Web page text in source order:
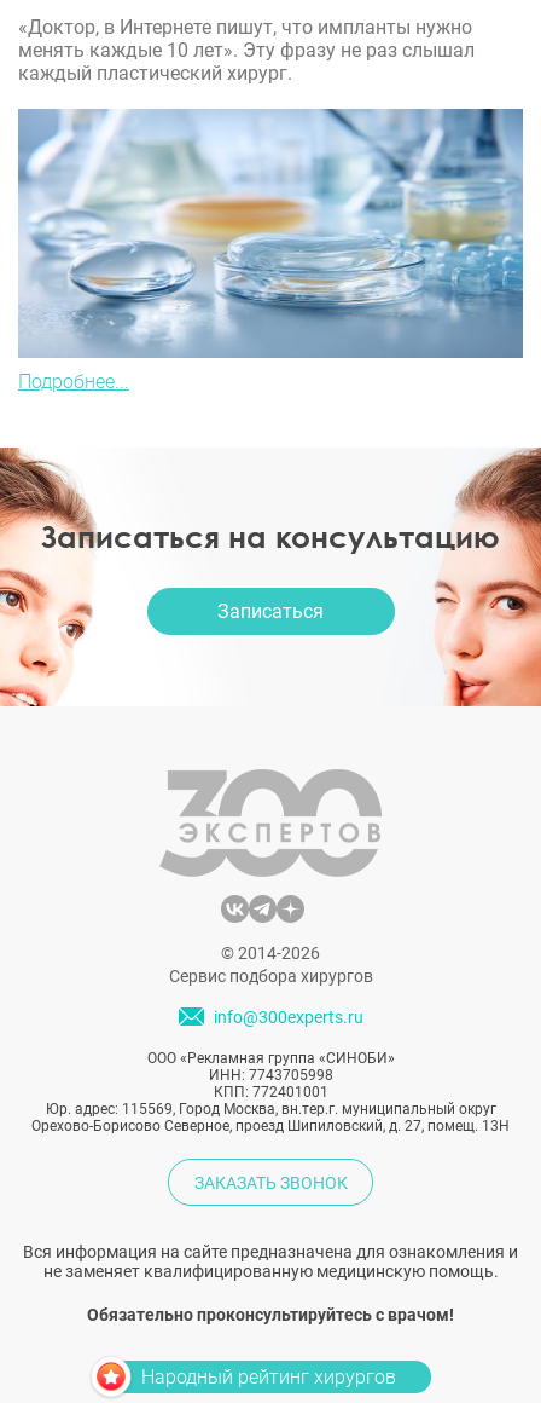
«Доктор, в Интернете пишут, что импланты нужно
менять каждые 10 лет». Эту фразу не раз слышал
каждый пластический хирург.
Подробнее...
Записаться на консультацию
Записаться
© 2014-2026
Сервис подбора хирургов
info@300experts.ru
ООО «Рекламная группа «СИНОБИ»
ИНН: 7743705998
КПП: 772401001
Юр. адрес: 115569, Город Москва, вн.тер.г. муниципальный округ
Орехово-Борисово Северное, проезд Шипиловский, д. 27, помещ. 13Н
ЗАКАЗАТЬ ЗВОНОК
Вся информация на сайте предназначена для ознакомления и
не заменяет квалифицированную медицинскую помощь.
Обязательно проконсультируйтесь с врачом!
Народный рейтинг хирургов